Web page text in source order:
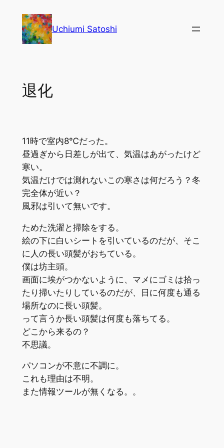
Uchiumi Satoshi
退化
11時で室内8℃だった。
昼過ぎから日差しが出て、気温はあがったけど
寒い。
気温だけでは測れないこの寒さは何だろう？冬
完全体が近い？
風邪は引いて無いです。
ためた洗濯と掃除をする。
絵の下に白いシートを引いているのだが、そこ
に人の長い頭髪がおちている。
僕は坊主頭。
画面に埃がつかないように、マメにゴミは拾っ
たり掃いたりしているのだが、日に何度も通る
場所なのに長い頭髪。
って言うか長い頭髪は何度も落ちてる。
どこから来るの？
不思議。
パソコンが不意に不調に。
これも理由は不明。
また情報ツールが無くなる。。